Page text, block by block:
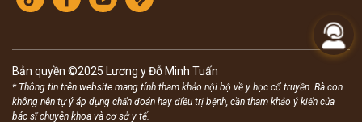
Bản quyền ©2025 Lương y Đỗ Minh Tuấn
* Thông tin trên website mang tính tham khảo nội bộ về y học cổ truyền. Bà con
không nên tự ý áp dụng chẩn đoán hay điều trị bệnh, cần tham khảo ý kiến của
bác sĩ chuyên khoa và cơ sở y tế.